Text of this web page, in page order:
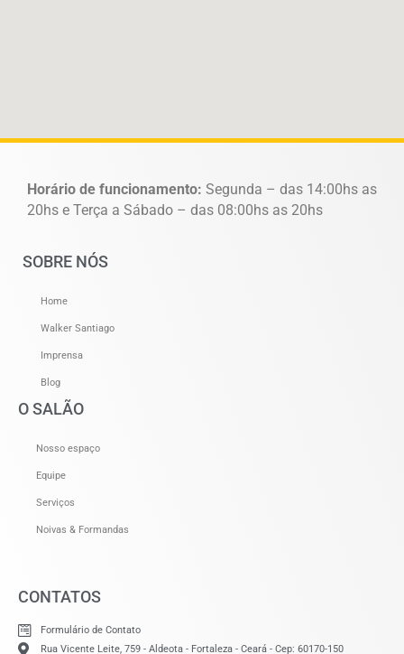
Horário de funcionamento: Segunda – das 14:00hs as
20hs e Terça a Sábado – das 08:00hs as 20hs
SOBRE NÓS
Home
Walker Santiago
Imprensa
Blog
O SALÃO
Nosso espaço
Equipe
Serviços
Noivas & Formandas
CONTATOS
Formulário de Contato
Rua Vicente Leite, 759 - Aldeota - Fortaleza - Ceará - Cep: 60170-150